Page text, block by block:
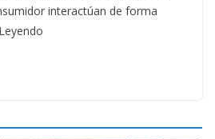
interactúan de forma